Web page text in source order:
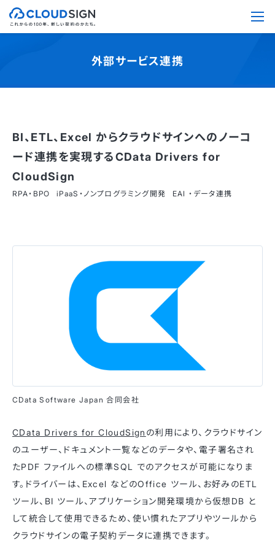
外部サービス連携
BI、ETL、Excel からクラウドサインへのノーコ
ード連携を実現するCData Drivers for
CloudSign
RPA・BPO iPaaS・ノンプログラミング開発 EAI ・データ連携
CData Drivers for CloudSign の利用により、クラウドサイン
のユーザー、ドキュメント一覧などのデータや、電子署名され
たPDF ファイルへの標準SQL でのアクセスが可能になりま
す。ドライバーは、Excel などのOffice ツール、お好みのETL
ツール、BI ツール、アプリケーション開発環境から仮想DB と
して統合して使用できるため、使い慣れたアプリやツールから
クラウドサインの電子契約データに連携できます。
CData Software Japan 合同会社